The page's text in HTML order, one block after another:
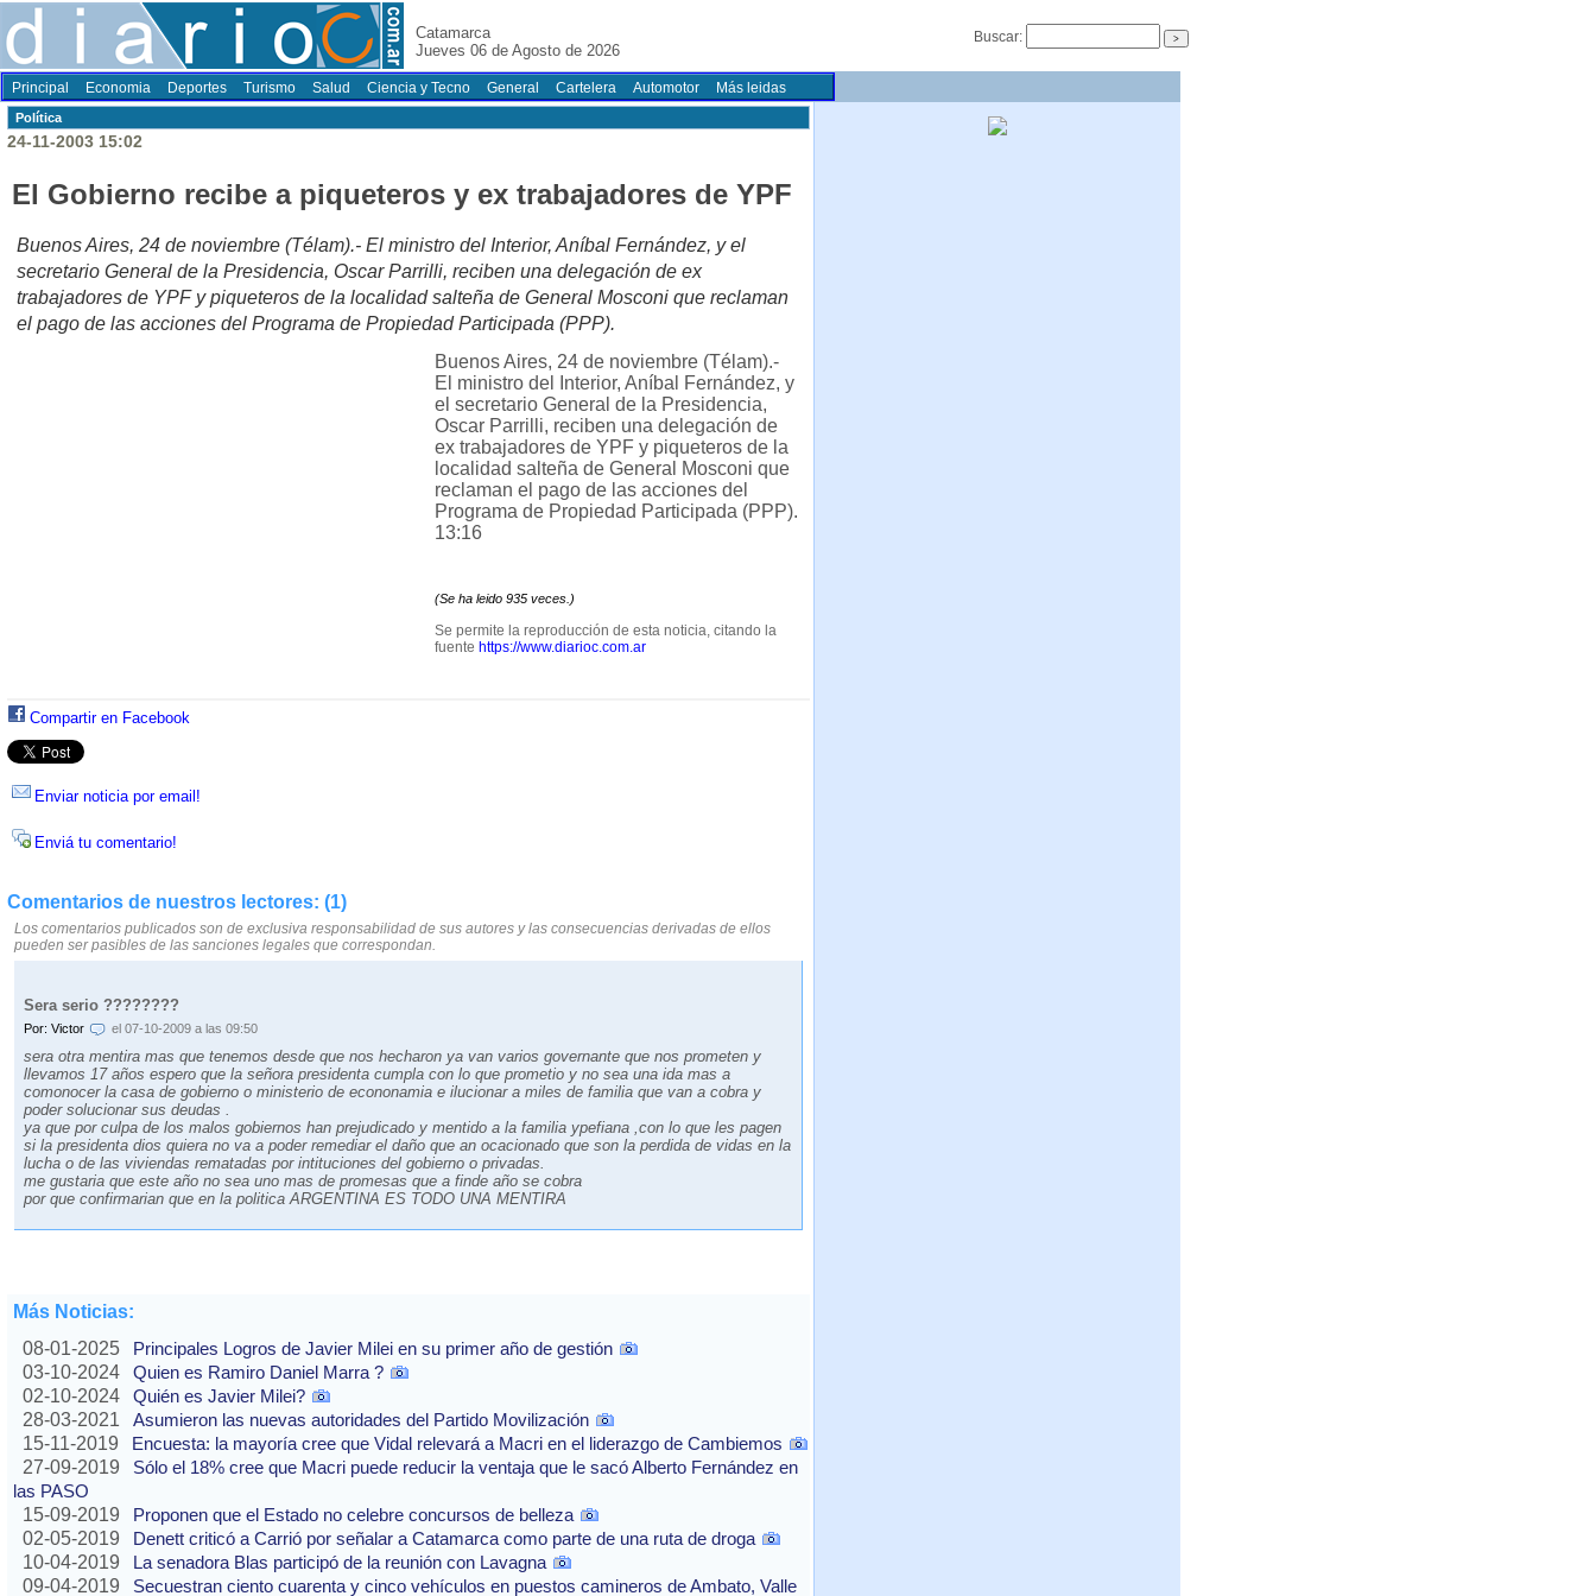
Catamarca
Jueves 06 de Agosto de 2026
Buscar:
Principal Economia Deportes Turismo Salud Ciencia y Tecno General Cartelera Automotor Más leidas
Polí­tica
24-11-2003 15:02
El Gobierno recibe a piqueteros y ex trabajadores de YPF
Buenos Aires, 24 de noviembre (Télam).- El ministro del Interior, Aníbal Fernández, y el
secretario General de la Presidencia, Oscar Parrilli, reciben una delegación de ex
trabajadores de YPF y piqueteros de la localidad salteña de General Mosconi que reclaman
el pago de las acciones del Programa de Propiedad Participada (PPP).
Buenos Aires, 24 de noviembre (Télam).-
El ministro del Interior, Aníbal Fernández, y
el secretario General de la Presidencia,
Oscar Parrilli, reciben una delegación de
ex trabajadores de YPF y piqueteros de la
localidad salteña de General Mosconi que
reclaman el pago de las acciones del
Programa de Propiedad Participada (PPP).
13:16
(Se ha leido 935 veces.)
Se permite la reproducción de esta noticia, citando la
fuente https://www.diarioc.com.ar
Compartir en Facebook
Enviar noticia por email!
Enviá tu comentario!
Comentarios de nuestros lectores: (1)
Los comentarios publicados son de exclusiva responsabilidad de sus autores y las consecuencias derivadas de ellos
pueden ser pasibles de las sanciones legales que correspondan.
Sera serio ????????
Por: Victor el 07-10-2009 a las 09:50
sera otra mentira mas que tenemos desde que nos hecharon ya van varios governante que nos prometen y
llevamos 17 años espero que la señora presidenta cumpla con lo que prometio y no sea una ida mas a
comonocer la casa de gobierno o ministerio de econonamia e ilucionar a miles de familia que van a cobra y
poder solucionar sus deudas .
ya que por culpa de los malos gobiernos han prejudicado y mentido a la familia ypefiana ,con lo que les pagen
si la presidenta dios quiera no va a poder remediar el daño que an ocacionado que son la perdida de vidas en la
lucha o de las viviendas rematadas por intituciones del gobierno o privadas.
me gustaria que este año no sea uno mas de promesas que a finde año se cobra
por que confirmarian que en la politica ARGENTINA ES TODO UNA MENTIRA
Más Noticias:
08-01-2025
Principales Logros de Javier Milei en su primer año de gestión
03-10-2024
Quien es Ramiro Daniel Marra ?
02-10-2024
Quién es Javier Milei?
28-03-2021
Asumieron las nuevas autoridades del Partido Movilización
15-11-2019
Encuesta: la mayoría cree que Vidal relevará a Macri en el liderazgo de Cambiemos
27-09-2019
Sólo el 18% cree que Macri puede reducir la ventaja que le sacó Alberto Fernández en
las PASO
15-09-2019
Proponen que el Estado no celebre concursos de belleza
02-05-2019
Denett criticó a Carrió por señalar a Catamarca como parte de una ruta de droga
10-04-2019
La senadora Blas participó de la reunión con Lavagna
09-04-2019
Secuestran ciento cuarenta y cinco vehículos en puestos camineros de Ambato, Valle